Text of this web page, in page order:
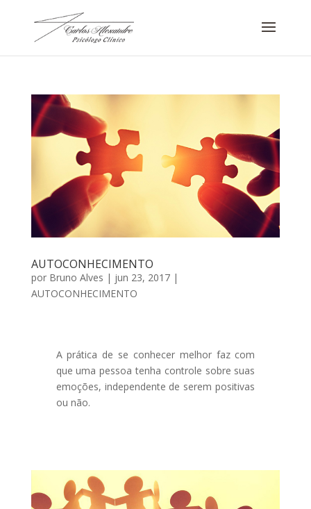
AUTOCONHECIMENTO
por Bruno Alves | jun 23, 2017|
AUTOCONHECIMENTO
A prática de se conhecer melhor faz com
que uma pessoa tenha controle sobre suas
emoções, independente de serem positivas
ou não.